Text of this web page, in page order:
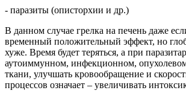
- паразиты (описторхии и др.)
В данном случае грелка на печень даже
временный положительный эффект, но
хуже. Время будет теряться, а при
аутоиммунном, инфекционном,
ткани, улучшать кровообращение и
процессов означает – увеличивать